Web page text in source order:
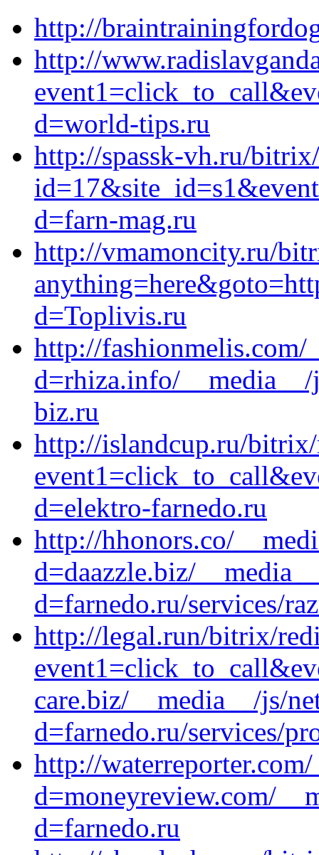
http://
http://
d=world-tips.ru
http://spassk-vh.ru/
d=farn-mag.ru
http://vmamoncity.ru/
d=Toplivis.ru
http://fashionmelis.com/
d=rhiza.info/
biz.ru
http://islandcup.ru/
d=elektro-farnedo.ru
http://hhonors.co/
d=daazzle.biz/
d=farnedo.ru/services/
http://legal.run/bitrix/
care.biz/__media__/js/
d=farnedo.ru/services/
http://
d=moneyreview.com/
d=farnedo.ru